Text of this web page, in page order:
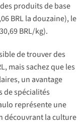
produits de base
BRL la douzaine), le
BRL/kg).
de trouver des
mais sachez que les
un avantage
de spécialités
représente une
découvrant la culture